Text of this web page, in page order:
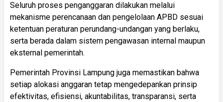
Seluruh proses penganggaran dilakukan melalui
mekanisme perencanaan dan pengelolaan APBD sesuai
ketentuan peraturan perundang-undangan yang berlaku,
serta berada dalam sistem pengawasan internal maupun
eksternal pemerintah.
Pemerintah Provinsi Lampung juga memastikan bahwa
setiap alokasi anggaran tetap mengedepankan prinsip
efektivitas, efisiensi, akuntabilitas, transparansi, serta